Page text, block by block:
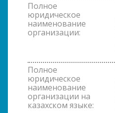
Полное
юридическое
наименование
организации:
Полное
юридическое
наименование
организации на
казахском языке: